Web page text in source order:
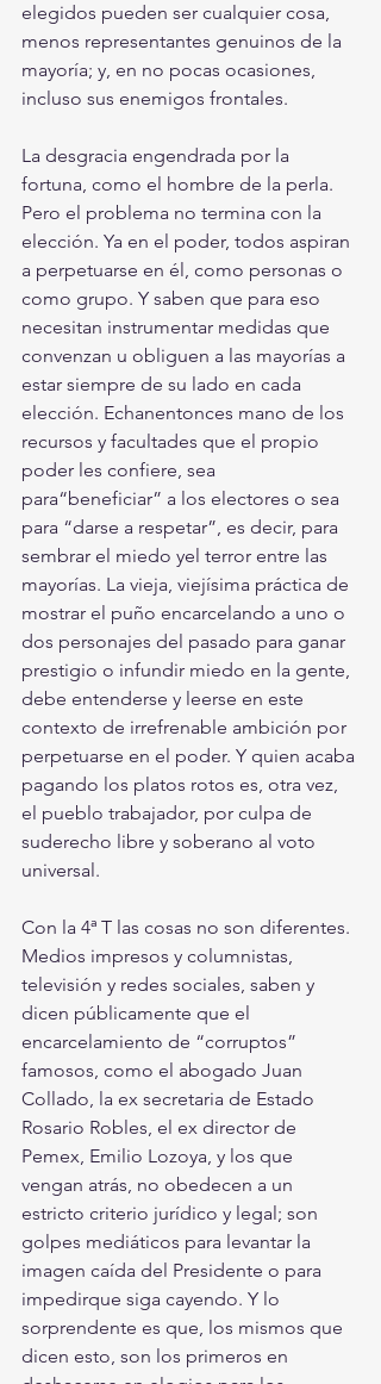
elegidos pueden ser cualquier cosa,
menos representantes genuinos de la
mayoría; y, en no pocas ocasiones,
incluso sus enemigos frontales.
La desgracia engendrada por la
fortuna, como el hombre de la perla.
Pero el problema no termina con la
elección. Ya en el poder, todos aspiran
a perpetuarse en él, como personas o
como grupo. Y saben que para eso
necesitan instrumentar medidas que
convenzan u obliguen a las mayorías a
estar siempre de su lado en cada
elección. Echanentonces mano de los
recursos y facultades que el propio
poder les confiere, sea
para“beneficiar” a los electores o sea
para “darse a respetar”, es decir, para
sembrar el miedo yel terror entre las
mayorías. La vieja, viejísima práctica de
mostrar el puño encarcelando a uno o
dos personajes del pasado para ganar
prestigio o infundir miedo en la gente,
debe entenderse y leerse en este
contexto de irrefrenable ambición por
perpetuarse en el poder. Y quien acaba
pagando los platos rotos es, otra vez,
el pueblo trabajador, por culpa de
suderecho libre y soberano al voto
universal.
Con la 4ª T las cosas no son diferentes.
Medios impresos y columnistas,
televisión y redes sociales, saben y
dicen públicamente que el
encarcelamiento de “corruptos”
famosos, como el abogado Juan
Collado, la ex secretaria de Estado
Rosario Robles, el ex director de
Pemex, Emilio Lozoya, y los que
vengan atrás, no obedecen a un
estricto criterio jurídico y legal; son
golpes mediáticos para levantar la
imagen caída del Presidente o para
impedirque siga cayendo. Y lo
sorprendente es que, los mismos que
dicen esto, son los primeros en